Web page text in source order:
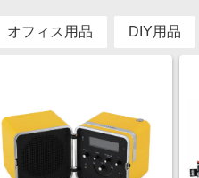
オフィス用品 DIY用品